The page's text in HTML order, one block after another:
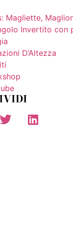
Magliette,
Invertito con
D’Altezza